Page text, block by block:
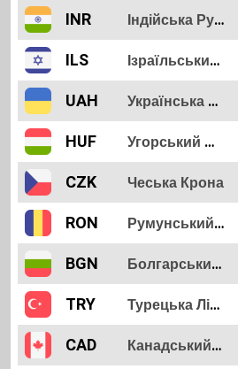
INR Індійська Рупія
ILS Ізраїльський Шекель
UAH Українська Гривня
HUF Угорський Форинт
CZK Чеська Крона
RON Румунський Лей
BGN Болгарський Лев
TRY Турецька Ліра
CAD Канадський Долар